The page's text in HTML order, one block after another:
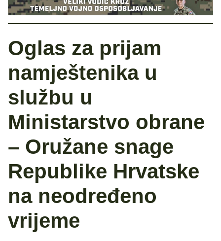
Oglas za prijam
namještenika u
službu u
Ministarstvo obrane
– Oružane snage
Republike Hrvatske
na neodređeno
vrijeme